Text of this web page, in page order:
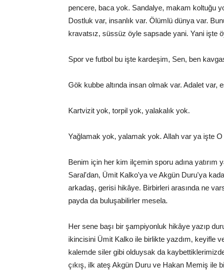
pencere, baca yok. Sandalye, makam koltuğu
Dostluk var, insanlık var. Ölümlü dünya var.
kravatsız, süssüz öyle sapsade yani. Yani işte
Spor ve futbol bu işte kardeşim, Sen, ben
Gök kubbe altında insan olmak var. Adalet var,
Kartvizit yok, torpil yok, yalakalık yok.
Yağlamak yok, yalamak yok. Allah var ya işte O
Benim için her kim ilçemin sporu adına
Saral'dan, Ümit Kalko'ya ve Akgün Duru'ya
arkadaş, gerisi hikâye. Birbirleri arasında ne
payda da buluşabilirler mesela.
Her sene başı bir şampiyonluk hikâye yazıp
ikincisini Ümit Kalko ile birlikte yazdım, keyifle
kalemde siler gibi olduysak da
çıkış, ilk ateş Akgün Duru ve Hakan Memiş ile